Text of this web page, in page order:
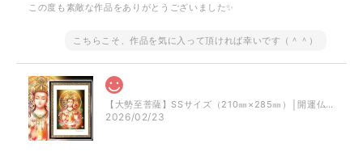
この度も素敵な作品をありがとうございました✨
こちらこそ、作品を気に入って頂ければ幸いです（＾＾）
【大勢至菩薩】SSサイズ（210㎜×285㎜）│開運仏画・スピリチュアル・ジクレー版画│日本の密教カード
2026/02/23